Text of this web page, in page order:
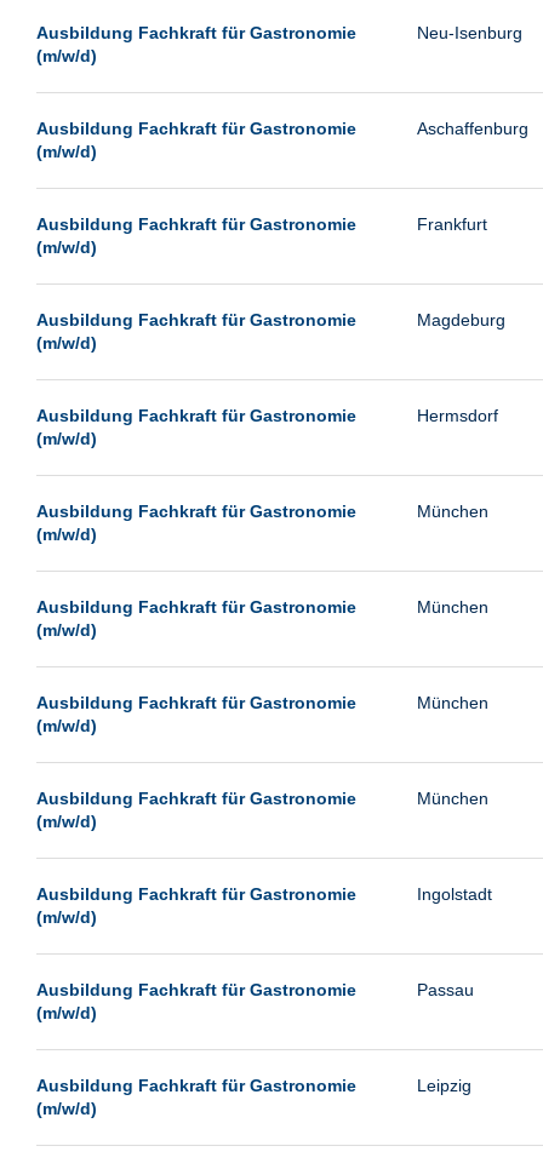
Leipzig
Magdeburg
Mannheim
Neubrandenburg
Neumünster
Passau
Pforzheim
Siegburg
Siegen
Viernheim
Wetzlar
Wust/Brandenburg
Ausbildung Fachkraft für Gastronomie
(m/w/d)
Neu-Isenburg
Ausbildung Fachkraft für Gastronomie
(m/w/d)
Aschaffenburg
Ausbildung Fachkraft für Gastronomie
(m/w/d)
Frankfurt
Ausbildung Fachkraft für Gastronomie
(m/w/d)
Magdeburg
Ausbildung Fachkraft für Gastronomie
(m/w/d)
Hermsdorf
Ausbildung Fachkraft für Gastronomie
(m/w/d)
München
Ausbildung Fachkraft für Gastronomie
(m/w/d)
München
Ausbildung Fachkraft für Gastronomie
(m/w/d)
München
Ausbildung Fachkraft für Gastronomie
(m/w/d)
München
Ausbildung Fachkraft für Gastronomie
(m/w/d)
Ingolstadt
Ausbildung Fachkraft für Gastronomie
(m/w/d)
Passau
Ausbildung Fachkraft für Gastronomie
(m/w/d)
Leipzig